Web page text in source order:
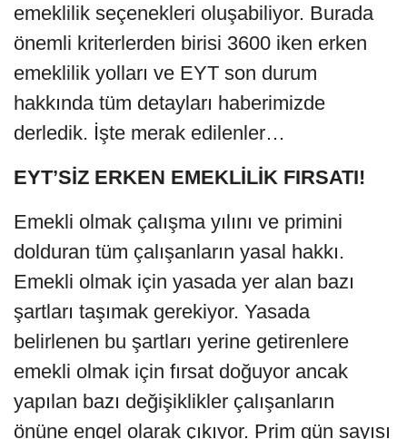
emeklilik seçenekleri oluşabiliyor. Burada
önemli kriterlerden birisi 3600 iken erken
emeklilik yolları ve EYT son durum
hakkında tüm detayları haberimizde
derledik. İşte merak edilenler…
EYT’SİZ ERKEN EMEKLİLİK FIRSATI!
Emekli olmak çalışma yılını ve primini
dolduran tüm çalışanların yasal hakkı.
Emekli olmak için yasada yer alan bazı
şartları taşımak gerekiyor. Yasada
belirlenen bu şartları yerine getirenlere
emekli olmak için fırsat doğuyor ancak
yapılan bazı değişiklikler çalışanların
önüne engel olarak çıkıyor. Prim gün sayısı